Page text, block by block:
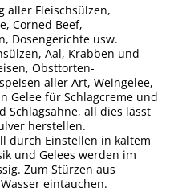
aller Fleischsülzen,
Corned Beef,
Dosengerichte usw.
Aal, Krabben und
Obsttorten-
aller Art, Weingelee,
Gelee für Schlagcreme und
Schlagsahne, all dies lässt
herstellen.
durch Einstellen in kaltem
und Gelees werden im
Zum Stürzen aus
eintauchen.